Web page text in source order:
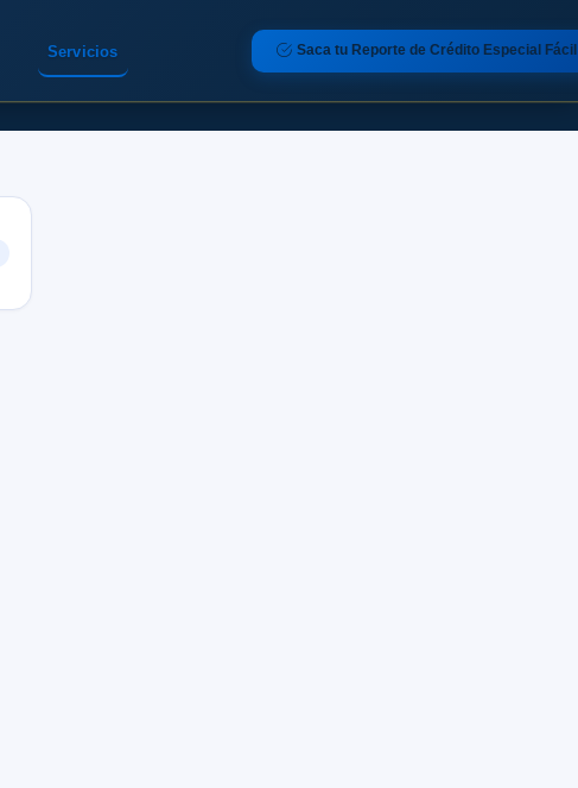
Servicios Saca tu Reporte de Crédito Especial Fácil